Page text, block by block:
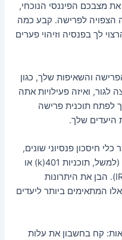
מצבכם הפיננסי הנוכחי,
הצפויה לפרישה. קבע כמה
לך בפנסיה וזיהוי פערים
והשאיפות שלך, כגון
ואיזה פעילויות אתה
לפתח תוכנית פרישה
היעדים שלך.
חיסכון פנסיוני שונים,
כגון תוכניות פרישה בחסות המעסיק (למשל, תוכניות 401(k) או
403(ב) וחשבונות פרישה אישיים (IRA). הבן את היתרונות
המתאימים ביותר ליעדים
קח בחשבון את עלות